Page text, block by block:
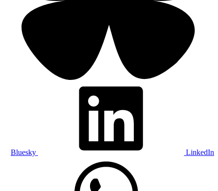
Bluesky LinkedIn